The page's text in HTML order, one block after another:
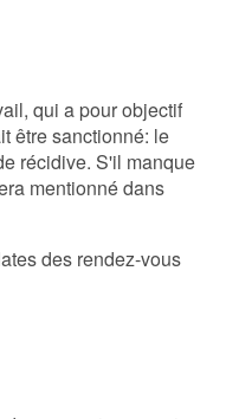
qui a pour objectif
être sanctionné: le
récidive. S'il manque
mentionné dans
des rendez-vous